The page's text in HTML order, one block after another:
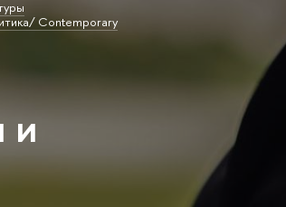
Contemporary
и